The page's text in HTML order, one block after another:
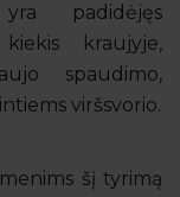
padidėjęs
kraujyje,
spaudimo,
viršsvorio.
šį tyrimą